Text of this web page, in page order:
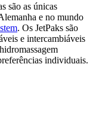
são as únicas
e no mundo
. Os JetPaks são
e intercambiáveis
individuais.